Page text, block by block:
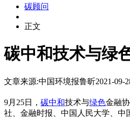
碳顾问
正文
碳中和技术与绿
文章来源:中国环境报鲁昕2021-09-
9月25日， 碳中和技术与绿色金融
社、金融时报、中国人民大学、中